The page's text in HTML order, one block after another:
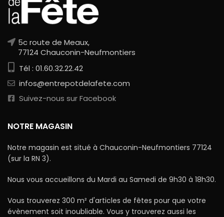
5c route de Meaux,
77124 Chauconin-Neufmontiers
Tél : 01.60.32.22.42
infos@entrepotdelafete.com
Suivez-nous sur Facebook
NOTRE MAGASIN
Notre magasin est situé à Chauconin-Neufmontiers 77124
(sur la RN 3).
Nous vous accueillons du Mardi au Samedi de 9h30 à 18h30.
Vous trouverez 300 m² d'articles de fêtes pour que votre
évènement soit inoubliable. Vous y trouverez aussi les